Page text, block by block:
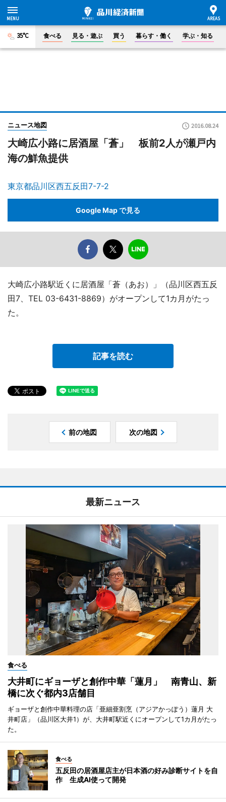
35°C 食べる 見る・遊ぶ 買う 暮らす・働く 学ぶ・知る
ニュース地図 2016.08.24
大崎広小路に居酒屋「蒼」 板前2人が瀬戸内
海の鮮魚提供
東京都品川区西五反田7-7-2
Google Map で見る
大崎広小路駅近くに居酒屋「蒼（あお）」（品川区西五反
田7、TEL 03-6431-8869）がオープンして1カ月がたっ
た。
記事を読む
前の地図 次の地図
最新ニュース
食べる
大井町にギョーザと創作中華「蓮月」 南青山、新
橋に次ぐ都内3店舗目
ギョーザと創作中華料理の店「亜細亜割烹（アジアかっぽう）蓮月 大
井町店」（品川区大井1）が、大井町駅近くにオープンして1カ月がたっ
た。
食べる
五反田の居酒屋店主が日本酒の好み診断サイトを自
作 生成AI使って開発